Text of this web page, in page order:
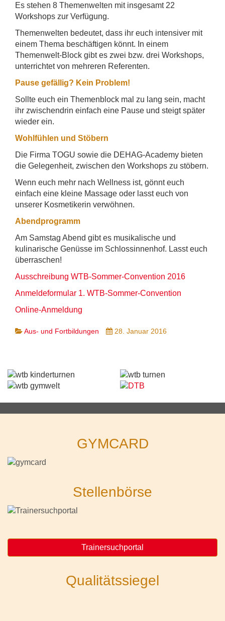
Es stehen 8 Themenwelten mit insgesamt 22
Workshops zur Verfügung.
Themenwelten bedeutet, dass ihr euch intensiver mit
einem Thema beschäftigen könnt. In einem
Themenwelt-Block gibt es zwei bzw. drei Workshops,
unterrichtet von mehreren Referenten.
Pause gefällig? Kein Problem!
Sollte euch ein Themenblock mal zu lang sein, macht
ihr zwischendrin einfach eine Pause und steigt später
wieder ein.
Wohlfühlen und Stöbern
Die Firma TOGU sowie die DEHAG-Academy bieten
die Gelegenheit, zwischen den Workshops zu stöbern.
Wenn euch mehr nach Wellness ist, gönnt euch
einfach eine kleine Massage oder lasst euch von
unserer Kosmetikerin verwöhnen.
Abendprogramm
Am Samstag Abend gibt es musikalische und
kulinarische Genüsse im Schlossinnenhof. Lasst euch
überraschen!
Ausschreibung WTB-Sommer-Convention 2016
Anmeldeformular 1. WTB-Sommer-Convention
Online-Anmeldung
Aus- und Fortbildungen 28. Januar 2016
GYMCARD
Stellenbörse
Trainersuchportal
Qualitätssiegel